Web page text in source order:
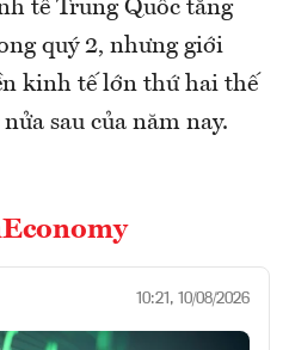
tế Trung Quốc tăng
quý 2, nhưng giới
kinh tế lớn thứ hai thế
sau của năm nay.
10:21, 10/08/2026